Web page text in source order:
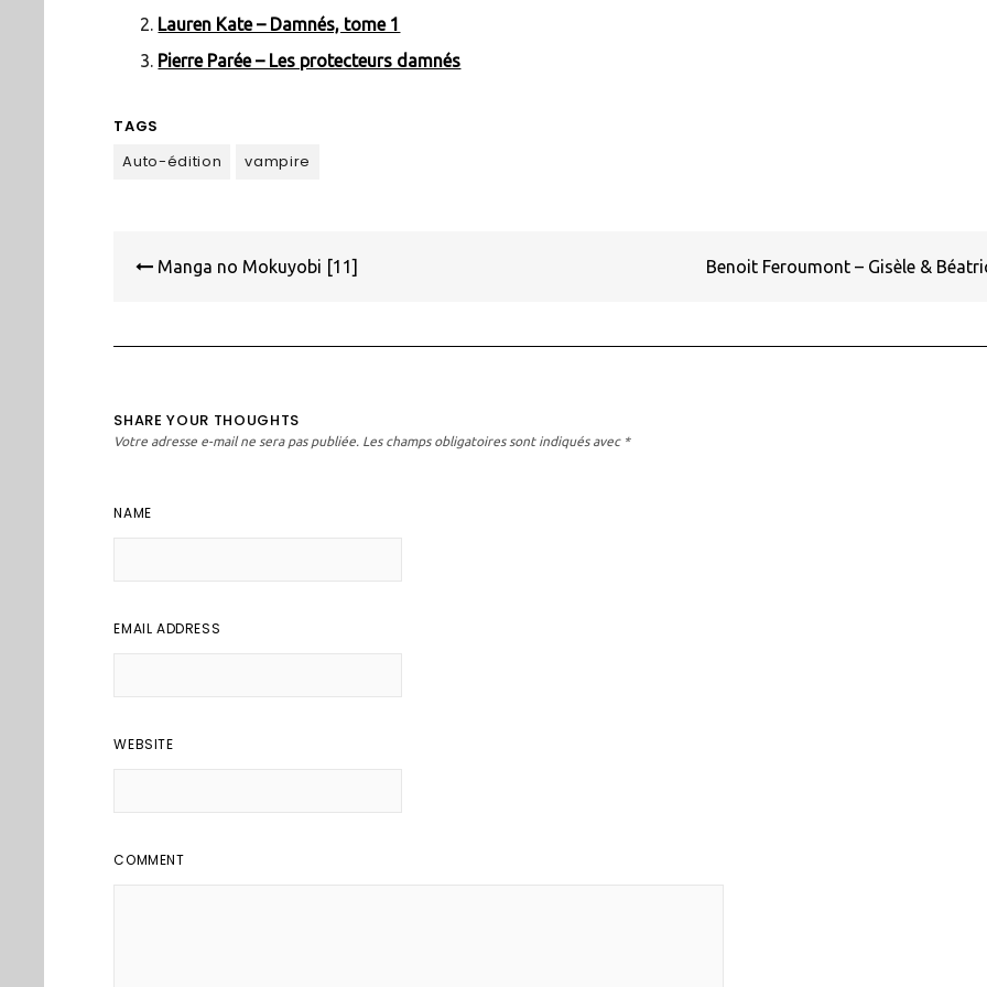
Lauren Kate – Damnés, tome 1
Pierre Parée – Les protecteurs damnés
TAGS
Auto-édition
vampire
de
Manga no Mokuyobi [11] Benoit Feroumont – Gisèle &
SHARE YOUR THOUGHTS
Votre adresse e-mail ne sera pas publiée. Les champs obligatoires sont indiqués avec *
NAME
EMAIL ADDRESS
WEBSITE
COMMENT